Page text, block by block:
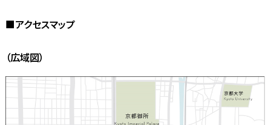
■アクセスマップ
（広域図）